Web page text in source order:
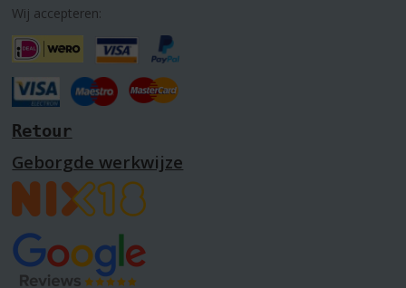
Wij accepteren:
Retour
Geborgde werkwijze